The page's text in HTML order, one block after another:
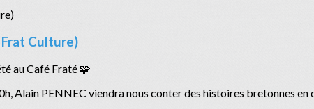
Culture)
au Café Fraté 🧩
Alain PENNEC viendra nous conter des histoires bretonnes en